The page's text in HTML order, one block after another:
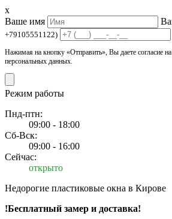
x
Ваше имя
+79105551122)
Нажимая на кнопку «Отправить», Вы даете согласие
персональных данных.
Режим работы
Пнд-птн:
09:00 - 18:00
Сб-Вск:
09:00 - 16:00
Сейчас:
открыто
Недорогие пластиковые окна в Кирове
!Бесплатный замер и доставка!